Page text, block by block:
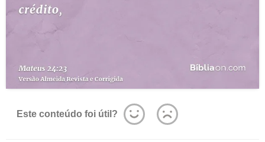
Este conteúdo foi útil?